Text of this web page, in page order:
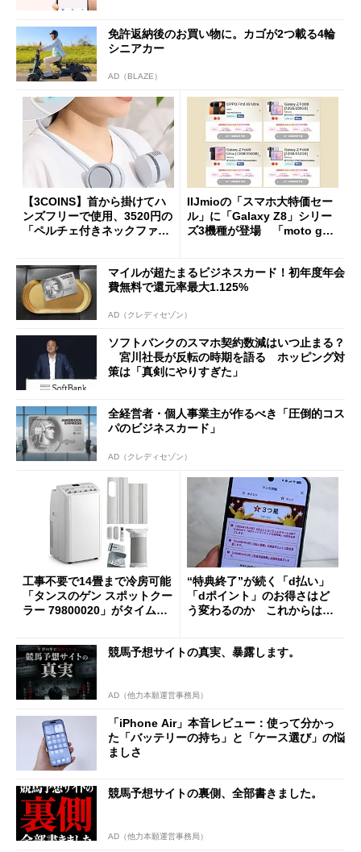
免許返納後のお買い物に。カゴが2つ載る4輪
シニアカー
AD（BLAZE）
【3COINS】首から掛けてハ
ンズフリーで使用、3520円の
「ペルチェ付きネックファ
IIJmioの「スマホ大特価セー
ル」に「Galaxy Z8」シリー
ズ3機種が登場 「moto g37
マイルが超たまるビジネスカード！初年度年会
費無料で還元率最大1.125%
AD（クレディセゾン）
ソフトバンクのスマホ契約数減はいつ止まる？
宮川社長が反転の時期を語る ホッピング対
策は「真剣にやりすぎた」
全経営者・個人事業主が作るべき「圧倒的コス
パのビジネスカード」
AD（クレディセゾン）
工事不要で14畳まで冷房可能
「タンスのゲン スポットクー
ラー 79800020」がタイムセ
“特典終了”が続く「d払い」
「dポイント」のお得さはど
う変わるのか これからは
競馬予想サイトの真実、暴露します。
AD（他力本願運営事務局）
「iPhone Air」本音レビュー：使って分かっ
た「バッテリーの持ち」と「ケース選び」の悩
ましさ
競馬予想サイトの裏側、全部書きました。
AD（他力本願運営事務局）